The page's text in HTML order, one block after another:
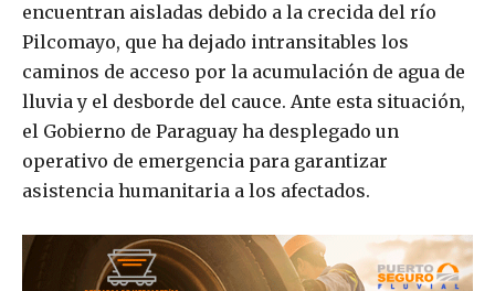
encuentran aisladas debido a la crecida del río
Pilcomayo, que ha dejado intransitables los
caminos de acceso por la acumulación de agua de
lluvia y el desborde del cauce. Ante esta situación,
el Gobierno de Paraguay ha desplegado un
operativo de emergencia para garantizar
asistencia humanitaria a los afectados.